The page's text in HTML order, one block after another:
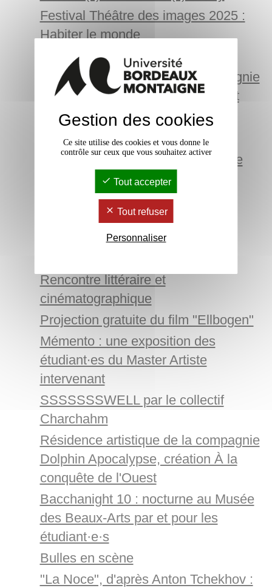
Festival Théâtre des images 2025 :
Habiter le monde
Gisèle Halimi, défendre !
Résidence artistique de la compagnie
Machine cassée, création Burnout
Conférence de Valérie Mréjen
Poésie et dissidence en Ukraine
Spectacle de chap-hop : Mr. B The
Gentleman Rhymer
La marche, thème du festival
Géocinéma 2025
Chroniques par la Compagnie En
Rencontre littéraire et
cinématographique
Projection gratuite du film "Ellbogen"
Mémento : une exposition des
étudiant∙es du Master Artiste
intervenant
SSSSSSSWELL par le collectif
Charchahm
Résidence artistique de la compagnie
Dolphin Apocalypse, création À la
conquête de l'Ouest
Bacchanight 10 : nocturne au Musée
des Beaux-Arts par et pour les
étudiant·e·s
Bulles en scène
"La Noce", d'après Anton Tchekhov :
Gestion des cookies
Ce site utilise des cookies et vous donne le
contrôle sur ceux que vous souhaitez activer
Tout accepter
Tout refuser
Personnaliser